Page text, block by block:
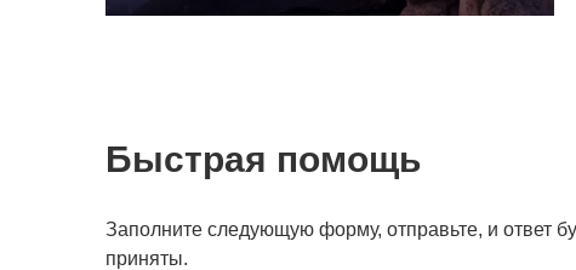
Быстрая помощь
Заполните следующую форму, отправьте, и ответ
приняты.